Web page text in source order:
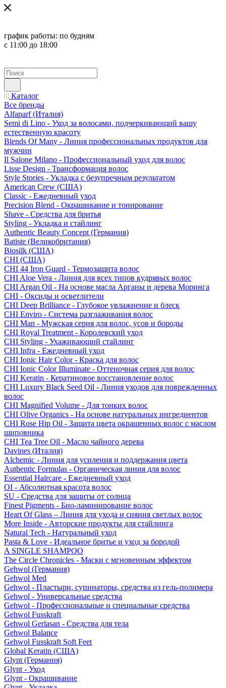
график работы: по будням
с 11:00 до 18:00
Каталог
Все бренды
Alfaparf (Италия)
Semi di Lino - Уход за волосами, подчеркивающий вашу
естественную красоту
Blends Of Many - Линия профессиональных продуктов для
мужчин
Il Salone Milano - Профессиональный уход для волос
Lisse Design - Трансформация волос
Style Stories - Укладка с безупречным результатом
American Crew (США)
Classic - Ежедневный уход
Precision Blend - Окрашивание и тонирование
Shave - Средства для бритья
Styling - Укладка и стайлинг
Authentic Beauty Concept (Германия)
Batiste (Великобритания)
Biosilk (США)
CHI (США)
CHI 44 Iron Guard - Термозащита волос
CHI Aloe Vera - Линия для всех типов кудрявых волос
CHI Argan Oil - На основе масла Арганы и дерева Моринга
CHI - Оксиды и осветлители
CHI Deep Brilliance - Глубокое увлажнение и блеск
CHI Enviro - Система разглаживания волос
CHI Man - Мужская серия для волос, усов и бороды
CHI Royal Treatment - Королевский уход
CHI Styling - Ухаживающий стайлинг
CHI Infra - Ежедневный уход
CHI Ionic Hair Color - Краска для волос
CHI Ionic Color Illuminate - Оттеночная серия для волос
CHI Keratin - Кератиновое восстановление волос
CHI Luxury Black Seed Oil - Линия уходов для поврежденных
волос
CHI Magnified Volume - Для тонких волос
CHI Olive Organics - На основе натуральных ингредиентов
CHI Rose Hip Oil - Защита цвета окрашенных волос с маслом
шиповника
CHI Tea Tree Oil - Масло чайного дерева
Davines (Италия)
Alchemic - Линия для усиления и поддержания цвета
Authentic Formulas - Органическая линия для волос
Essential Haircare - Eжедневный уход
OI - Абсолютная красота волос
SU - Средства для защиты от солнца
Finest Pigments - Био-ламинирование волос
Heart Of Glass – Линия для ухода и сияния светлых волос
More Inside - Авторские продукты для стайлинга
Natural Tech - Натуральный уход
Pasta & Love - Идеальное бритье и уход за бородой
A SINGLE SHAMPOO
The Circle Chronicles - Маски с мгновенным эффектом
Gehwol (Германия)
Gehwol Med
Gehwol - Пластыри, супинаторы, средства из гель-полимера
Gehwol - Универсальные средства
Gehwol - Профессиональные и специальные средства
Gehwol Fusskraft
Gehwol Gerlasan - Средства для тела
Gehwol Balance
Gehwol Fusskraft Soft Feet
Global Keratin (США)
Glynt (Германия)
Glynt - Уход
Glynt - Окрашивание